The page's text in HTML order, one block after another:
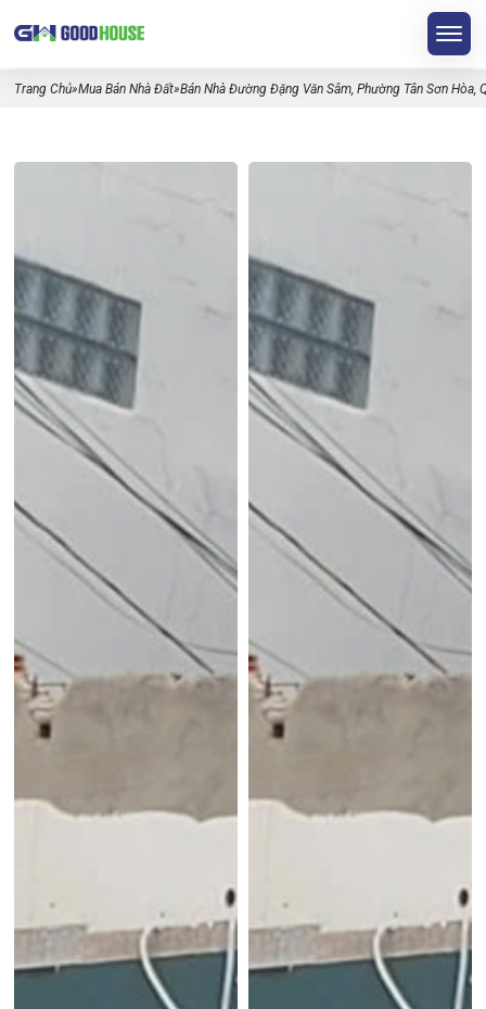
Trang Chủ»Mua Bán Nhà Đất»Bán Nhà Đường Đặng Văn Sâm, Phường Tân Sơn Hòa,